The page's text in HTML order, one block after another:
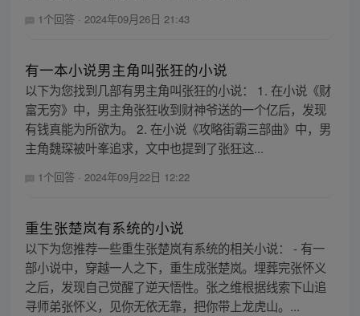
1个回答 · 2024年09月26日 21:43
有一本小说男主角叫张狂的小说
以下为您找到几部有男主角叫张狂的小说： 1. 在小说《财
富无穷》中，男主角张狂收到财神爷送的一个亿后，发现
有钱真能为所欲为。 2. 在小说《攻略街霸三部曲》中，男
主角魏琛被叶峯追求，文中也提到了张狂这...
1个回答 · 2024年09月22日 12:22
重生张楚岚有系统的小说
以下为您推荐一些重生张楚岚有系统的相关小说： - 有一
部小说中，穿越一人之下，重生成张楚岚。埋葬完张怀义
之后，发现自己觉醒了逆天悟性。张之维根据线索下山追
寻师弟张怀义，见你无依无靠，把你带上龙虎山。...